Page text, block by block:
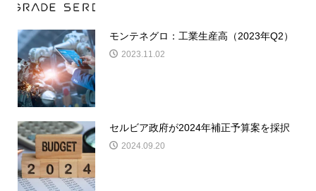
モンテネグロ：工業生産高（2023年Q2）
2023.11.02
セルビア政府が2024年補正予算案を採択
2024.09.20